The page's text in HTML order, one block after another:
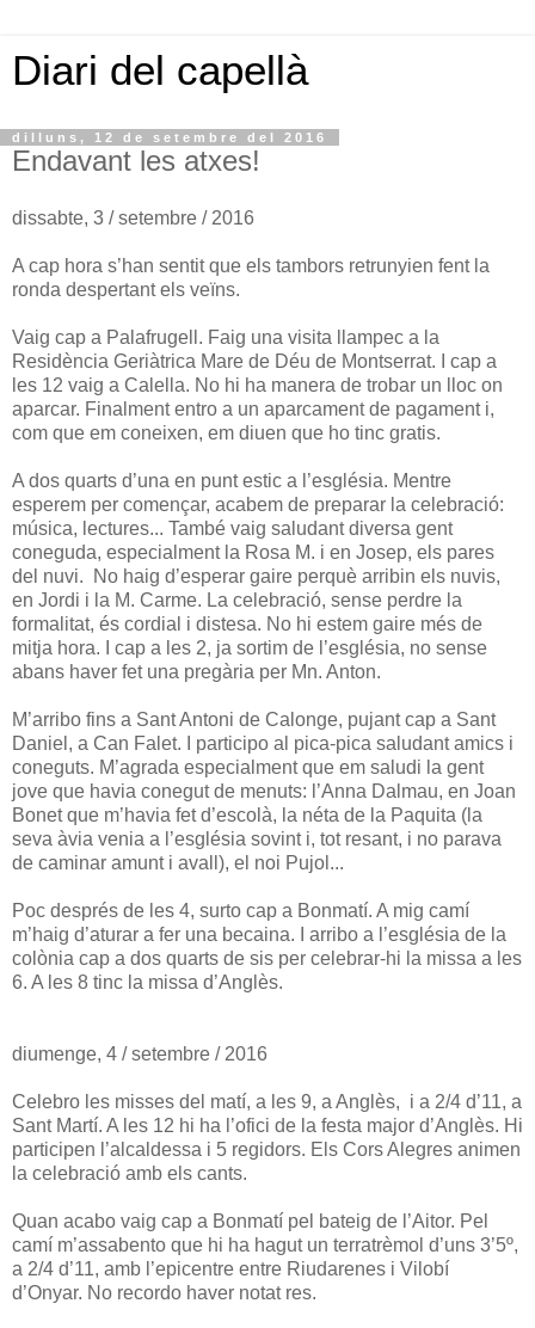
Diari del capellà
dilluns, 12 de setembre del 2016
Endavant les atxes!
dissabte, 3 / setembre / 2016
A cap hora s’han sentit que els tambors retrunyien fent la
ronda despertant els veïns.
Vaig cap a Palafrugell. Faig una visita llampec a la
Residència Geriàtrica Mare de Déu de Montserrat. I cap a
les 12 vaig a Calella. No hi ha manera de trobar un lloc on
aparcar. Finalment entro a un aparcament de pagament i,
com que em coneixen, em diuen que ho tinc gratis.
A dos quarts d’una en punt estic a l’església. Mentre
esperem per començar, acabem de preparar la celebració:
música, lectures... També vaig saludant diversa gent
coneguda, especialment la Rosa M. i en Josep, els pares
del nuvi. No haig d’esperar gaire perquè arribin els nuvis,
en Jordi i la M. Carme. La celebració, sense perdre la
formalitat, és cordial i distesa. No hi estem gaire més de
mitja hora. I cap a les 2, ja sortim de l’església, no sense
abans haver fet una pregària per Mn. Anton.
M’arribo fins a Sant Antoni de Calonge, pujant cap a Sant
Daniel, a Can Falet. I participo al pica-pica saludant amics i
coneguts. M’agrada especialment que em saludi la gent
jove que havia conegut de menuts: l’Anna Dalmau, en Joan
Bonet que m’havia fet d’escolà, la néta de la Paquita (la
seva àvia venia a l’església sovint i, tot resant, i no parava
de caminar amunt i avall), el noi Pujol...
Poc després de les 4, surto cap a Bonmatí. A mig camí
m’haig d’aturar a fer una becaina. I arribo a l’església de la
colònia cap a dos quarts de sis per celebrar-hi la missa a les
6. A les 8 tinc la missa d’Anglès.
diumenge, 4 / setembre / 2016
Celebro les misses del matí, a les 9, a Anglès, i a 2/4 d’11, a
Sant Martí. A les 12 hi ha l’ofici de la festa major d’Anglès. Hi
participen l’alcaldessa i 5 regidors. Els Cors Alegres animen
la celebració amb els cants.
Quan acabo vaig cap a Bonmatí pel bateig de l’Aitor. Pel
camí m’assabento que hi ha hagut un terratrèmol d’uns 3’5º,
a 2/4 d’11, amb l’epicentre entre Riudarenes i Vilobí
d’Onyar. No recordo haver notat res.